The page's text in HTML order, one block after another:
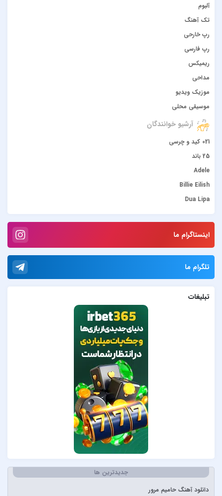
آلبوم
تک آهنگ
رپ خارحی
رپ فارسی
ریمیکس
مداحی
موزیک ویدیو
موسیقی محلی
آرشیو خوانندگان
021 کید و چرسی
25 باند
Adele
Billie Eilish
Dua Lipa
JONY
Lana Del Rey
Måneskin
آرتا و آرون
آرتا و پارسالیپ
اینستاگرام ما
تلگرام ما
تبلیغات
جدیدترین ها
دانلود آهنگ حامیم مرور